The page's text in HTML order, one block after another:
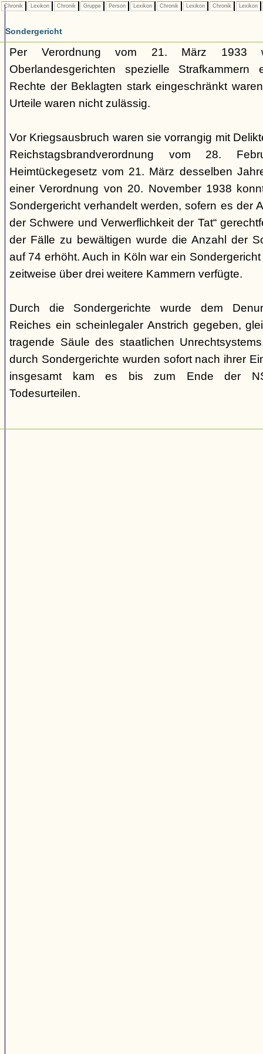
Chronik Lexikon Chronik Gruppe Person Lexikon Chronik Lexikon Chronik Lexikon
Sondergericht
Per Verordnung vom 21. März 1933
Oberlandesgerichten spezielle
Rechte der Beklagten stark eingeschränkt
Urteile waren nicht zulässig.
Vor Kriegsausbruch waren sie vorrangig mit
Reichstagsbrandverordnung vom 28.
Heimtückegesetz vom 21. März desselben
einer Verordnung von 20. November 1938
Sondergericht verhandelt werden, sofern es der
der Schwere und Verwerflichkeit der Tat“
der Fälle zu bewältigen wurde die Anzahl der
auf 74 erhöht. Auch in Köln war ein
zeitweise über drei weitere Kammern verfügte.
Durch die Sondergerichte wurde dem
Reiches ein scheinlegaler Anstrich gegeben,
tragende Säule des staatlichen
durch Sondergerichte wurden sofort nach ihrer
insgesamt kam es bis zum Ende der
Todesurteilen.